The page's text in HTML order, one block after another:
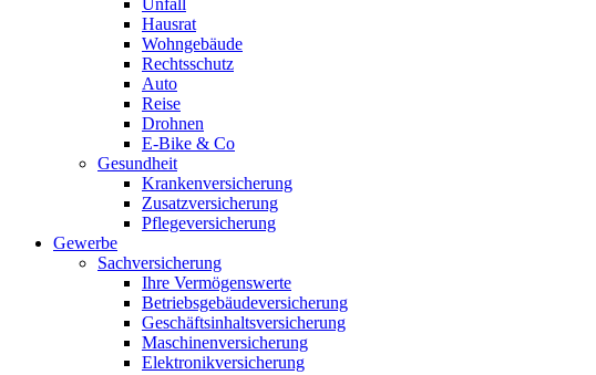
Unfall
Hausrat
Wohngebäude
Rechtsschutz
Auto
Reise
Drohnen
E-Bike & Co
Gesundheit
Krankenversicherung
Zusatzversicherung
Pflegeversicherung
Gewerbe
Sachversicherung
Ihre Vermögenswerte
Betriebsgebäudeversicherung
Geschäftsinhaltsversicherung
Maschinenversicherung
Elektronikversicherung